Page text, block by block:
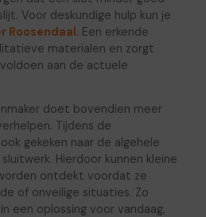
Voor deskundige hulp kun je
Roosendaal. Een erkende
materialen en zorgt
aan de actuele
doet bovendien meer
Tijdens de
gekeken naar de algehele
Hierdoor kunnen kleine
ontdekt voordat ze
of onveilige situaties. Zo
een oplossing voor vandaag,